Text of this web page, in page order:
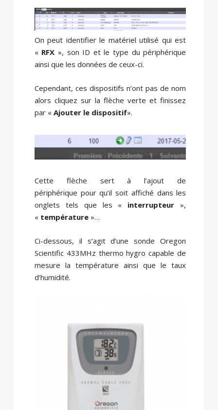
On peut identifier le matériel utilisé qui est
«RFX », son ID et le type du périphérique
ainsi que les données de ceux-ci.
Cependant, ces dispositifs n’ont pas de nom
alors cliquez sur la flèche verte et finissez
par «Ajouter le dispositif».
Cette flèche sert à l’ajout de
périphérique pour qu’il soit affiché dans les
onglets tels que les « interrupteur »,
« température»…
Ci-dessous, il s’agit d’une sonde Oregon
Scientific 433MHz thermo hygro capable de
mesure la température ainsi que le taux
d’humidité.